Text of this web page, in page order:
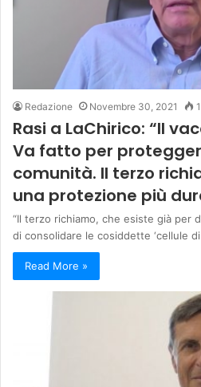
Redazione Novembre 30, 2021
Rasi a LaChirico: “Il
Va fatto per
comunità. Il terzo
una protezione più
“Il terzo richiamo, che esiste già per
di consolidare le cosiddette ‘cellule
Read More »